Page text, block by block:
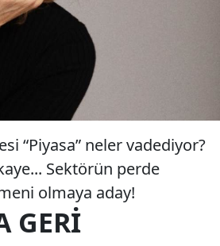
“Piyasa” neler vadediyor?
Sektörün perde
olmaya aday!
GERI